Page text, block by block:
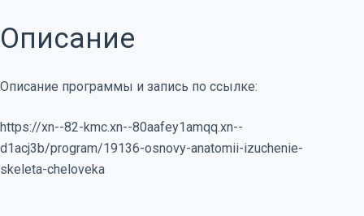
Описание
Описание программы и запись по ссылке:
https://xn--82-kmc.xn--80aafey1amqq.xn--
d1acj3b/program/19136-osnovy-anatomii-izuchenie-
skeleta-cheloveka